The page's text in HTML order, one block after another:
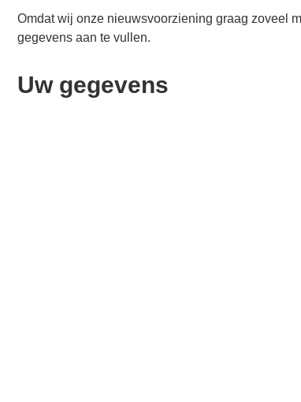
Omdat wij onze nieuwsvoorziening graag zoveel
gegevens aan te vullen.
Uw gegevens